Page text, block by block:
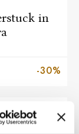
in
-30%